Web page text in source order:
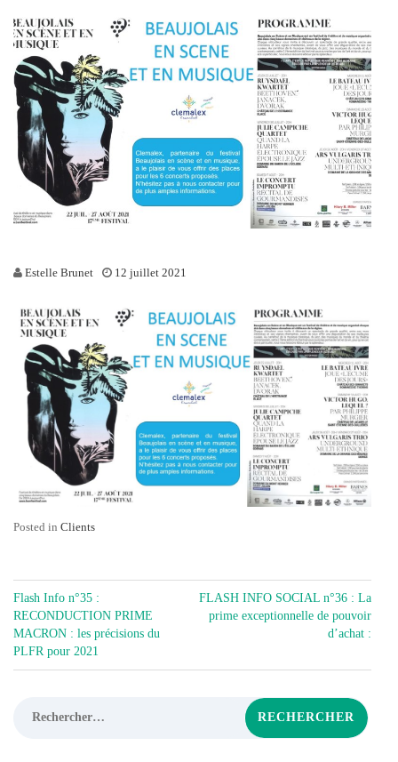
Estelle Brunet 12 juillet 2021
Posted in Clients
NAVIGATION
DE
L’ARTICLE
Flash Info n°35 :
RECONDUCTION PRIME
MACRON : les précisions du
PLFR pour 2021
FLASH INFO SOCIAL n°36 : La
prime exceptionnelle de pouvoir
d’achat :